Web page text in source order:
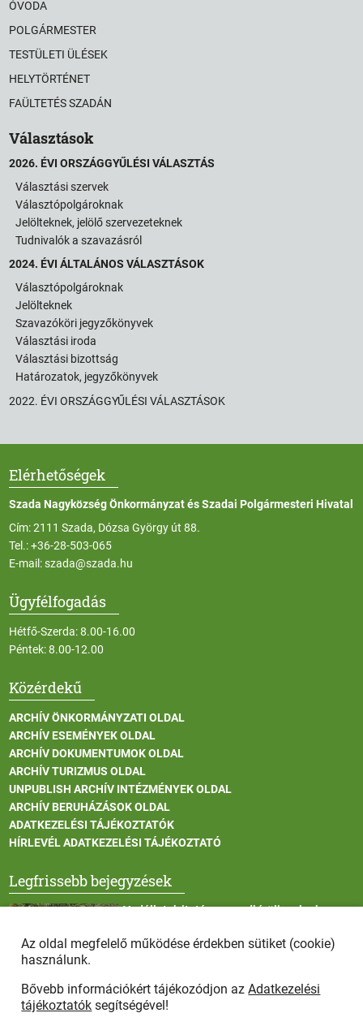
ÓVODA
POLGÁRMESTER
TESTÜLETI ÜLÉSEK
HELYTÖRTÉNET
FAÜLTETÉS SZADÁN
Választások
2026. ÉVI ORSZÁGGYŰLÉSI VÁLASZTÁS
Választási szervek
Választópolgároknak
Jelölteknek, jelölő szervezeteknek
Tudnivalók a szavazásról
2024. ÉVI ÁLTALÁNOS VÁLASZTÁSOK
Választópolgároknak
Jelölteknek
Szavazóköri jegyzőkönyvek
Választási iroda
Választási bizottság
Határozatok, jegyzőkönyvek
2022. ÉVI ORSZÁGGYŰLÉSI VÁLASZTÁSOK
Elérhetőségek
Szada Nagyközség Önkormányzat és Szadai Polgármesteri Hivatal
Cím: 2111 Szada, Dózsa György út 88.
Tel.:+36-28-503-065
E-mail:szada@szada.hu
Ügyfélfogadás
Hétfő-Szerda: 8.00-16.00
Péntek: 8.00-12.00
Közérdekű
ARCHÍV ÖNKORMÁNYZATI OLDAL
ARCHÍV ESEMÉNYEK OLDAL
ARCHÍV DOKUMENTUMOK OLDAL
ARCHÍV TURIZMUS OLDAL
UNPUBLISH ARCHÍV INTÉZMÉNYEK OLDAL
ARCHÍV BERUHÁZÁSOK OLDAL
ADATKEZELÉSI TÁJÉKOZTATÓK
HÍRLEVÉL ADATKEZELÉSI TÁJÉKOZTATÓ
Legfrissebb bejegyzések
Vadállatok itatása a rendkívüli melegben
Afrikai sertéspestis - kérések a lakosság felé
Az oldal megfelelő működése érdekben sütiket (cookie)
használunk.
Bővebb információkért tájékozódjon azAdatkezelési
tájékoztatók segítségével!